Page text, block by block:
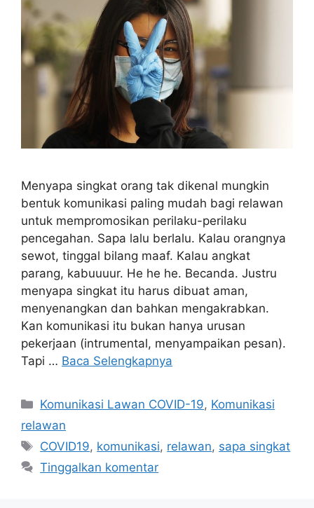
Menyapa singkat orang tak dikenal mungkin
bentuk komunikasi paling mudah bagi relawan
untuk mempromosikan perilaku-perilaku
pencegahan. Sapa lalu berlalu. Kalau orangnya
sewot, tinggal bilang maaf. Kalau angkat
parang, kabuuuur. He he he. Becanda. Justru
menyapa singkat itu harus dibuat aman,
menyenangkan dan bahkan mengakrabkan.
Kan komunikasi itu bukan hanya urusan
pekerjaan (intrumental, menyampaikan pesan).
Tapi … Baca Selengkapnya
Kategori
Komunikasi Lawan COVID-19, Komunikasi
relawan
Tag
COVID19, komunikasi, relawan, sapa singkat
Tinggalkan komentar